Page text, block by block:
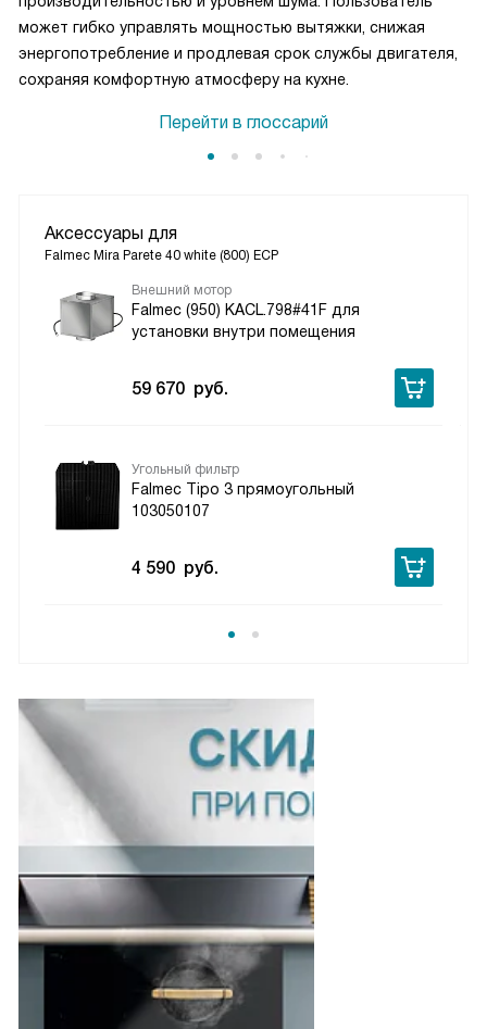
может гибко управлять мощностью вытяжки, снижая
энергопотребление и продлевая срок службы двигателя,
сохраняя комфортную атмосферу на кухне.
Перейти в глоссарий
Аксессуары для
Falmec Mira Parete 40 white (800) ECP
Внешний мотор
Falmec (950) KACL.798#41F для
установки внутри помещения
59 670 руб.
Угольный фильтр
Falmec Tipo 3 прямоугольный
103050107
4 590 руб.